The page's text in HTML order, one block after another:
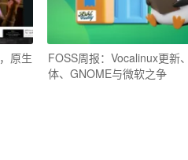
原生
FOSS周报：Vocalinux更新
体、GNOME与微软之争